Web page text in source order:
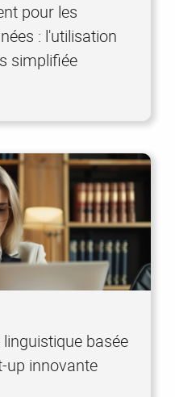
pour les
: l'utilisation
simplifiée
basée
up innovante